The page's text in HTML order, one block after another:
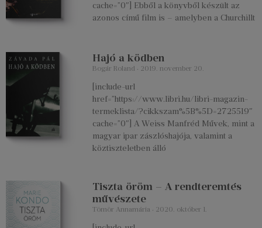
cache=”0″] Ebből a könyvből készült az
azonos című film is – amelyben a Churchillt
Hajó a ködben
Bogár Roland 2019. november 20.
[include-url
href=”https://www.libri.hu/libri-magazin-
termeklista/?cikkszam%5B%5D=2725519″
cache=”0″] A Weiss Manfréd Művek, mint a
magyar ipar zászlóshajója, valamint a
köztiszteletben álló
Tiszta öröm – A rendteremtés
művészete
Tömör Annamária 2020. október 1.